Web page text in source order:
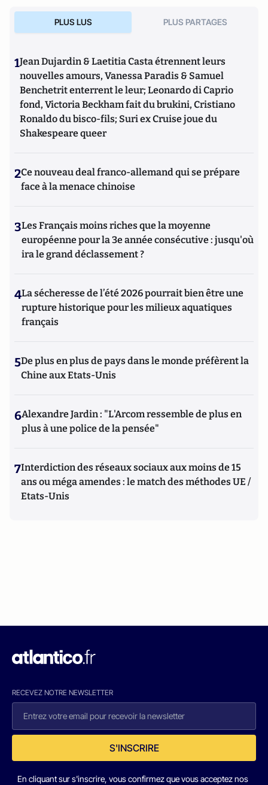
PLUS LUS PLUS PARTAGES
1Jean Dujardin & Laetitia Casta étrennent leurs
nouvelles amours, Vanessa Paradis & Samuel
Benchetrit enterrent le leur; Leonardo di Caprio
fond, Victoria Beckham fait du brukini, Cristiano
Ronaldo du bisco-fils; Suri ex Cruise joue du
Shakespeare queer
2Ce nouveau deal franco-allemand qui se prépare
face à la menace chinoise
3Les Français moins riches que la moyenne
européenne pour la 3e année consécutive : jusqu'où
ira le grand déclassement ?
4La sécheresse de l’été 2026 pourrait bien être une
rupture historique pour les milieux aquatiques
français
5De plus en plus de pays dans le monde préfèrent la
Chine aux Etats-Unis
6Alexandre Jardin : "L'Arcom ressemble de plus en
plus à une police de la pensée"
7Interdiction des réseaux sociaux aux moins de 15
ans ou méga amendes : le match des méthodes UE /
Etats-Unis
RECEVEZ NOTRE NEWSLETTER
S'INSCRIRE
En cliquant sur s'inscrire, vous confirmez que vous acceptez nos